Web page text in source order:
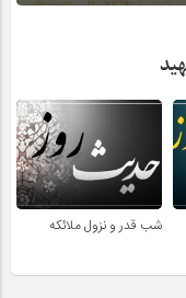
شب قدر و نزول ملائکه